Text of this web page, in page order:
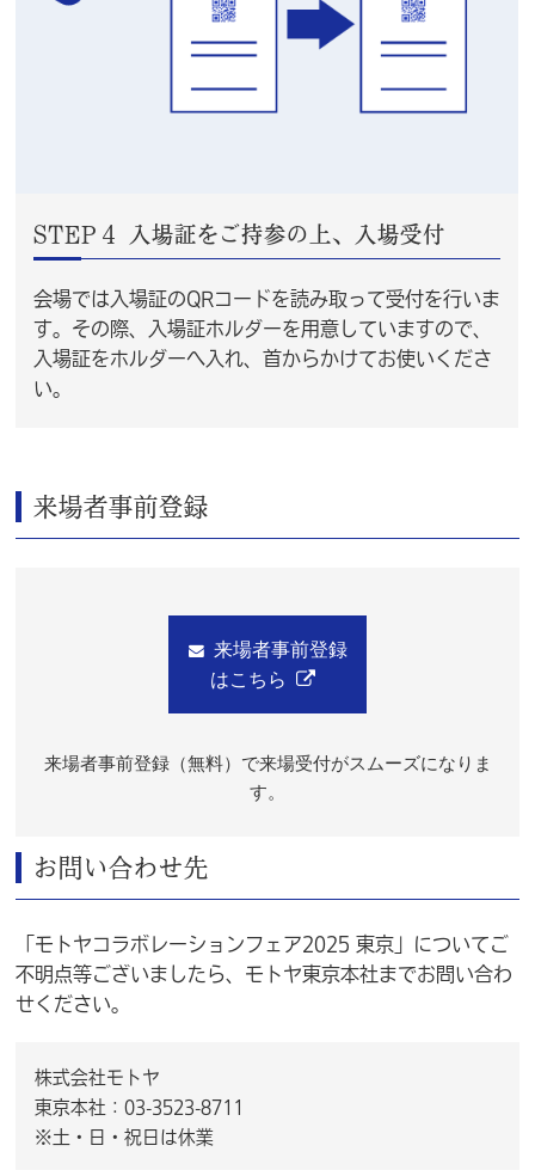
STEP４ 入場証をご持参の上、入場受付
会場では入場証のQRコードを読み取って受付を行いま
す。その際、入場証ホルダーを用意していますので、
入場証をホルダーへ入れ、首からかけてお使いくださ
い。
来場者事前登録
来場者事前登録
はこちら
来場者事前登録（無料）で来場受付がスムーズになりま
す。
お問い合わせ先
「モトヤコラボレーションフェア2025 東京」についてご
不明点等ございましたら、モトヤ東京本社までお問い合わ
せください。
株式会社モトヤ
東京本社：03-3523-8711
※土・日・祝日は休業